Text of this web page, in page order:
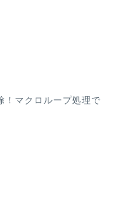
！マクロループ処理で